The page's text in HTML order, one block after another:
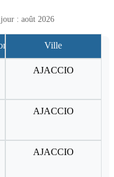
: août 2026
Ville
AJACCIO
AJACCIO
AJACCIO